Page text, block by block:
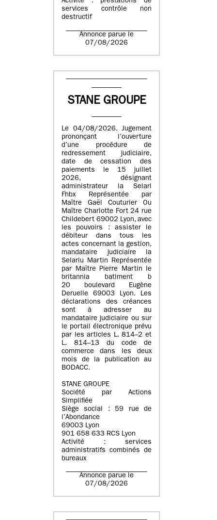
services contrôle non
destructif
Annonce parue le
07/08/2026
STANE GROUPE
Le 04/08/2026. Jugement
prononçant l’ouverture
d’une procédure de
redressement judiciaire,
date de cessation des
paiements le 15 juillet
2026, désignant
administrateur la Selarl
Fhbx Représentée par
Maître Gaël Couturier Ou
Maître Charlotte Fort 24 rue
Childebert 69002 Lyon, avec
les pouvoirs : assister le
débiteur dans tous les
actes concernant la gestion,
mandataire judiciaire la
Selarlu Martin Représentée
par Maître Pierre Martin le
britannia batiment b
20 boulevard Eugène
Deruelle 69003 Lyon. Les
déclarations des créances
sont à adresser au
mandataire judiciaire ou sur
le portail électronique prévu
par les articles L. 814–2 et
L. 814–13 du code de
commerce dans les deux
mois de la publication au
BODACC.
STANE GROUPE
Société par Actions
Simplifiée
Siège social : 59 rue de
l’Abondance
69003 Lyon
901 658 633 RCS Lyon
Activité : services
administratifs combinés de
bureaux
Annonce parue le
07/08/2026